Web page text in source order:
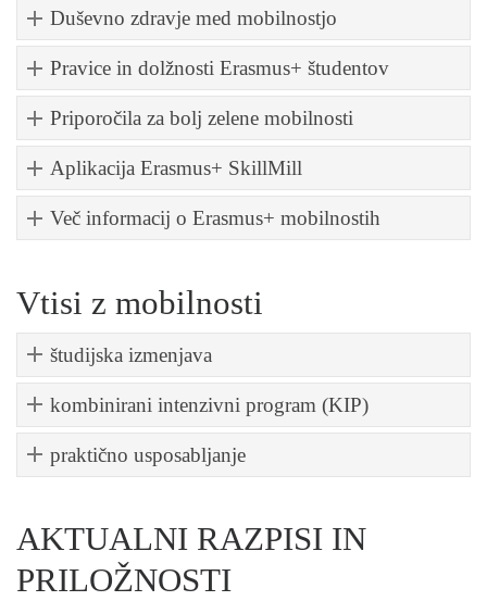
Duševno zdravje med mobilnostjo
Pravice in dolžnosti Erasmus+ študentov
Priporočila za bolj zelene mobilnosti
Aplikacija Erasmus+ SkillMill
Več informacij o Erasmus+ mobilnostih
Vtisi z mobilnosti
študijska izmenjava
kombinirani intenzivni program (KIP)
praktično usposabljanje
AKTUALNI RAZPISI IN
PRILOŽNOSTI